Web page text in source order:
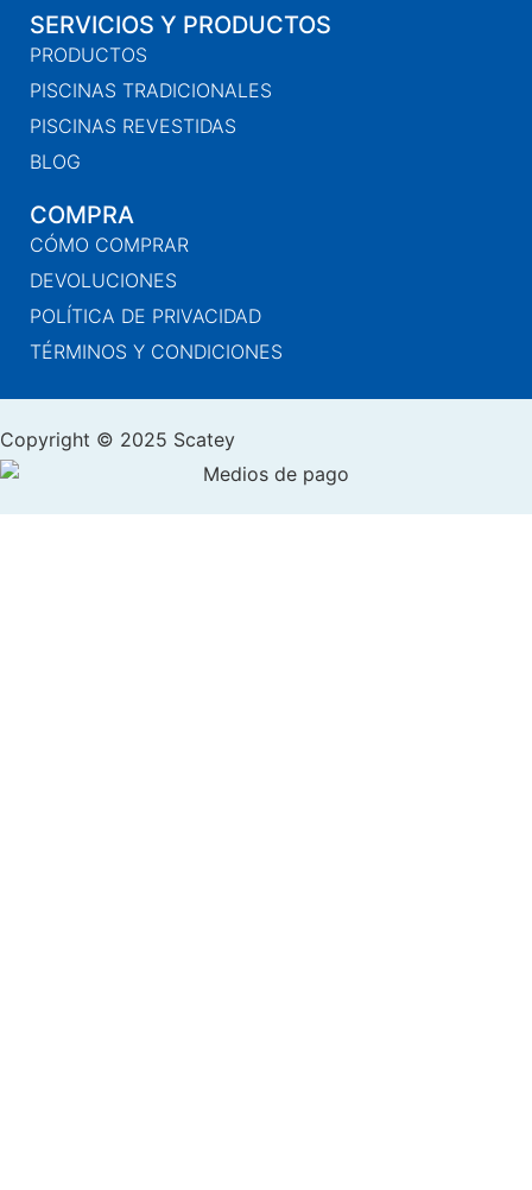
SERVICIOS Y PRODUCTOS
PRODUCTOS
PISCINAS TRADICIONALES
PISCINAS REVESTIDAS
BLOG
COMPRA
CÓMO COMPRAR
DEVOLUCIONES
POLÍTICA DE PRIVACIDAD
TÉRMINOS Y CONDICIONES
Copyright © 2025 Scatey